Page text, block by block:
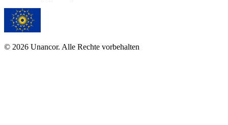
© 2026 Unancor. Alle Rechte vorbehalten